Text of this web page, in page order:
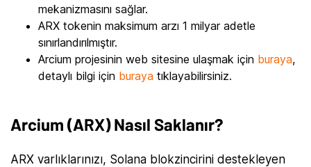
mekanizmasını sağlar.
ARX tokenin maksimum arzı 1 milyar adetle
sınırlandırılmıştır.
Arcium projesinin web sitesine ulaşmak için buraya,
detaylı bilgi için buraya tıklayabilirsiniz.
Arcium (ARX) Nasıl Saklanır?
ARX varlıklarınızı, Solana blokzincirini destekleyen